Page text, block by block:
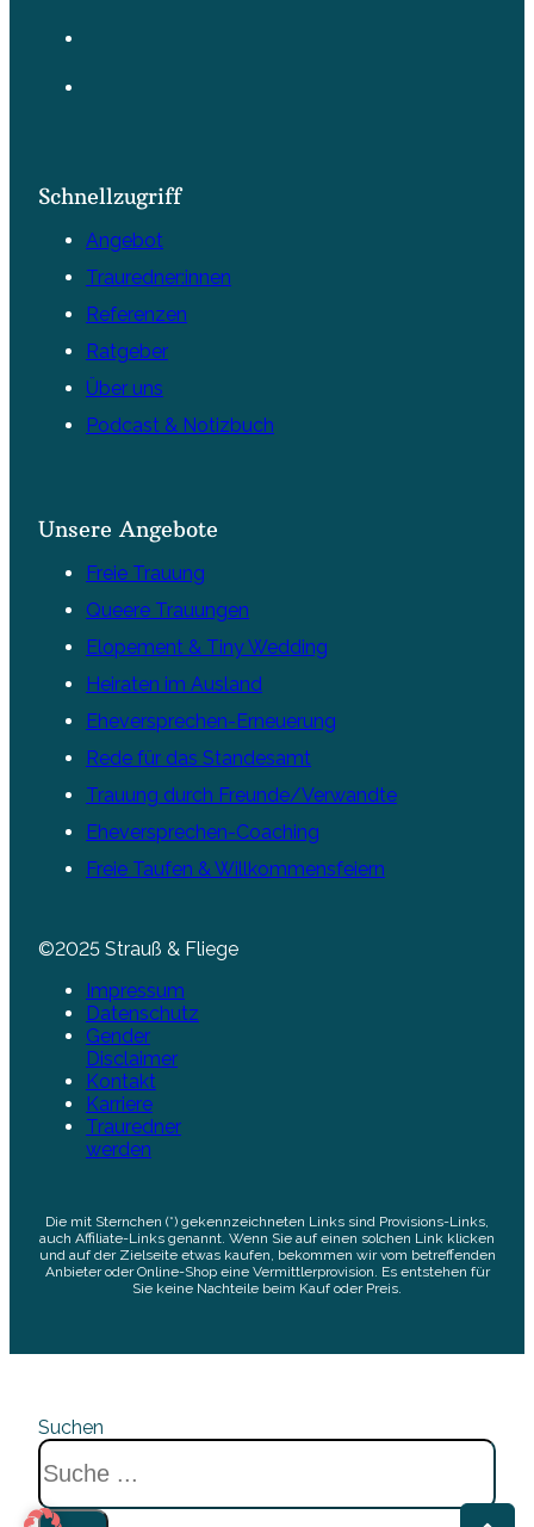
Schnellzugriff
Angebot
Trauredner:innen
Referenzen
Ratgeber
Über uns
Podcast & Notizbuch
Unsere Angebote
Freie Trauung
Queere Trauungen
Elopement & Tiny Wedding
Heiraten im Ausland
Eheversprechen-Erneuerung
Rede für das Standesamt
Trauung durch Freunde/Verwandte
Eheversprechen-Coaching
Freie Taufen & Willkommensfeiern
©2025 Strauß & Fliege
Impressum
Datenschutz
Gender
Disclaimer
Kontakt
Karriere
Trauredner
werden
Die mit Sternchen (*) gekennzeichneten Links sind Provisions-Links,
auch Affiliate-Links genannt. Wenn Sie auf einen solchen Link klicken
und auf der Zielseite etwas kaufen, bekommen wir vom betreffenden
Anbieter oder Online-Shop eine Vermittlerprovision. Es entstehen für
Sie keine Nachteile beim Kauf oder Preis.
Suchen